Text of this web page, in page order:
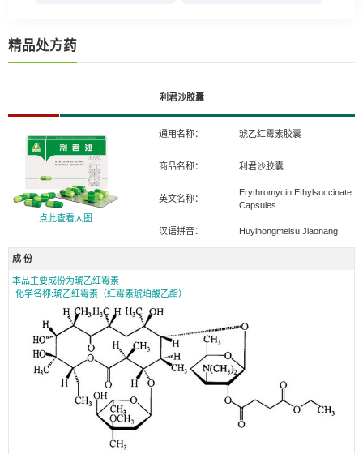
精品处方药
利君沙胶囊
点此查看大图
通用名称： 琥乙红霉素胶囊
商品名称： 利君沙胶囊
英文名称：
Erythromycin Ethylsuccinate
Capsules
汉语拼音： Huyihongmeisu Jiaonang
成 份
本品主要成份为琥乙红霉素
化学名称:琥乙红霉素（红霉素琥珀酸乙酯）